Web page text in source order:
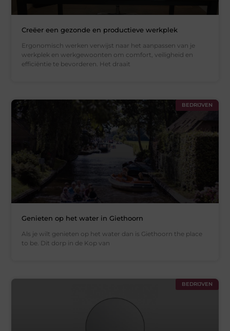
Creëer een gezonde en productieve werkplek
Ergonomisch werken verwijst naar het aanpassen van je
werkplek en werkgewoonten om comfort, veiligheid en
efficiëntie te bevorderen. Het draait
BEDRIJVEN
Genieten op het water in Giethoorn
Als je wilt genieten op het water dan is Giethoorn the place
to be. Dit dorp in de Kop van
BEDRIJVEN